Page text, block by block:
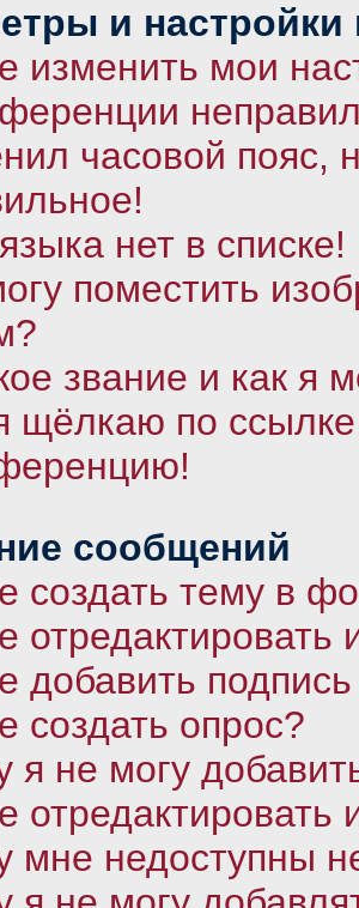
и настройки
изменить мои
часовой пояс,
нет в списке!
поместить
звание и как я
щёлкаю по
сообщений
создать тему в
добавить
создать опрос?
я не могу
отредактировать
мне недоступны